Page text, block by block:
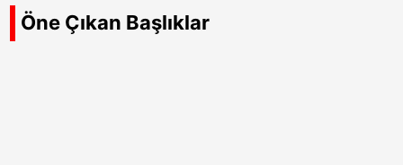
Öne Çıkan Başlıklar